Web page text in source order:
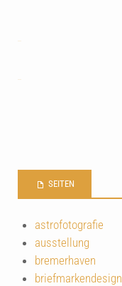
SEITEN
astrofotografie
ausstellung
bremerhaven
briefmarkendesign